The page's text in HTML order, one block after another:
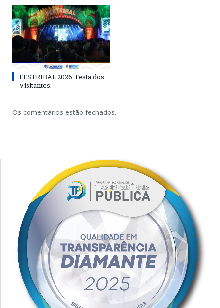
FESTRIBAL 2026: Festa dos
Visitantes.
Os comentários estão fechados.